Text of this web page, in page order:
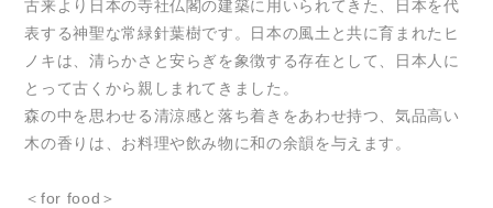
古来より日本の寺社仏閣の建築に用いられてきた、日本を代
表する神聖な常緑針葉樹です。日本の風土と共に育まれたヒ
ノキは、清らかさと安らぎを象徴する存在として、日本人に
とって古くから親しまれてきました。
森の中を思わせる清涼感と落ち着きをあわせ持つ、気品高い
木の香りは、お料理や飲み物に和の余韻を与えます。
＜for food＞